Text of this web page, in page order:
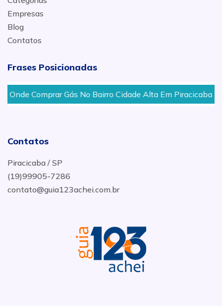
Empresas
Blog
Contatos
Frases Posicionadas
Comprar Gás No Bairro Cidade Alta Em Piracicaba
Contatos
Piracicaba / SP
(19)99905-7286
contato@guia123achei.com.br